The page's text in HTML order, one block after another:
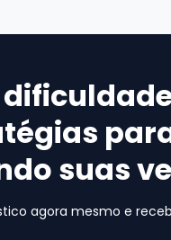
suas
agora mesmo e